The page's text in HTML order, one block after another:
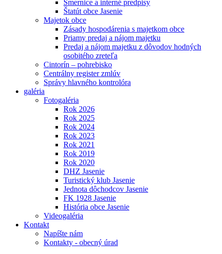
Smernice a interné predpisy
Štatút obce Jasenie
Majetok obce
Zásady hospodárenia s majetkom obce
Priamy predaj a nájom majetku
Predaj a nájom majetku z dôvodov hodných
osobitého zreteľa
Cintorín – pohrebisko
Centrálny register zmlúv
Správy hlavného kontrolóra
galéria
Fotogaléria
Rok 2026
Rok 2025
Rok 2024
Rok 2023
Rok 2021
Rok 2019
Rok 2020
DHZ Jasenie
Turistický klub Jasenie
Jednota dôchodcov Jasenie
FK 1928 Jasenie
História obce Jasenie
Videogaléria
Kontakt
Napíšte nám
Kontakty - obecný úrad